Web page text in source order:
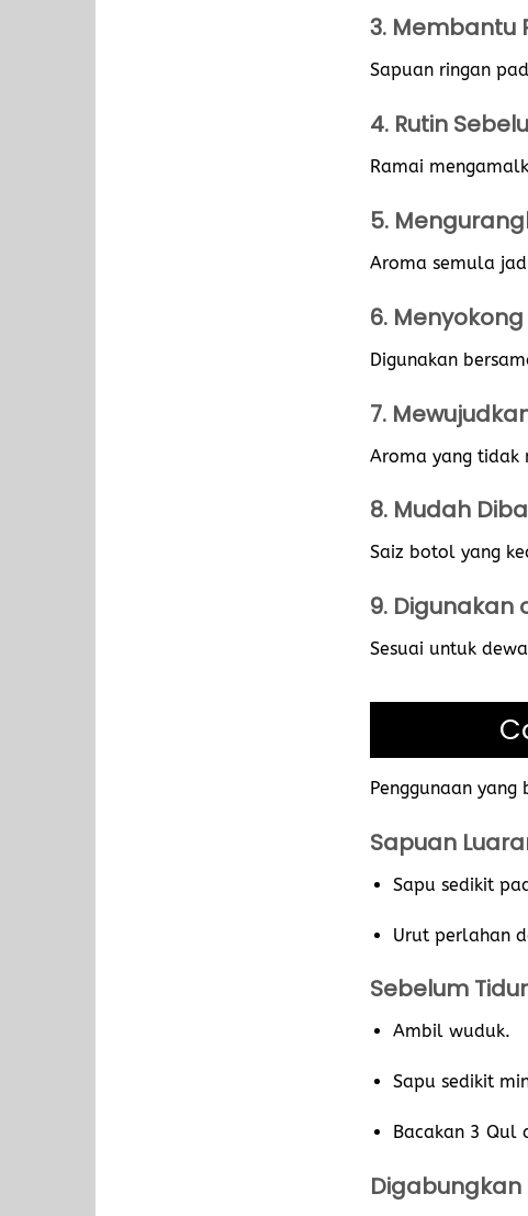
3. Membantu
Sapuan ringan
4. Rutin
Ramai
5.
Aroma semula
6.
Digunakan
7.
Aroma yang tidak
8. Mudah
Saiz botol yang
9. Digunakan
Sesuai untuk
Penggunaan
Sapuan
Sapu sedikit
Urut perlahan
Sebelum Tidur
Ambil wuduk.
Sapu sedikit
Bacakan 3 Qul